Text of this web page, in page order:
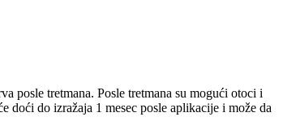
posle tretmana. Posle tretmana su mogući otoci i
doći do izražaja 1 mesec posle aplikacije i može da